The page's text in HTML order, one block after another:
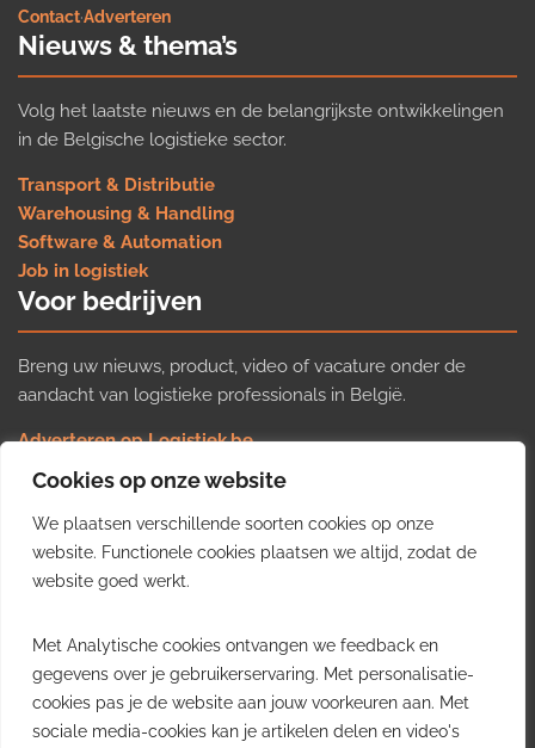
Cookies op onze website
We plaatsen verschillende soorten cookies op onze
website. Functionele cookies plaatsen we altijd, zodat de
website goed werkt.
Met Analytische cookies ontvangen we feedback en
gegevens over je gebruikerservaring. Met personalisatie-
cookies pas je de website aan jouw voorkeuren aan. Met
sociale media-cookies kan je artikelen delen en video's
Contact·Adverteren
Nieuws & thema’s
Volg het laatste nieuws en de belangrijkste ontwikkelingen
in de Belgische logistieke sector.
Transport & Distributie
Warehousing & Handling
Software & Automation
Job in logistiek
Voor bedrijven
Breng uw nieuws, product, video of vacature onder de
aandacht van logistieke professionals in België.
Adverteren op Logistiek.be
Nieuws insturen
Uw video op Logistiek.TV
Job plaatsen
Gratis wekelijkse update
inzichten uit de Belgische logistieke sector in uw inbox.
Ontvang je gratis
wekelijkse update